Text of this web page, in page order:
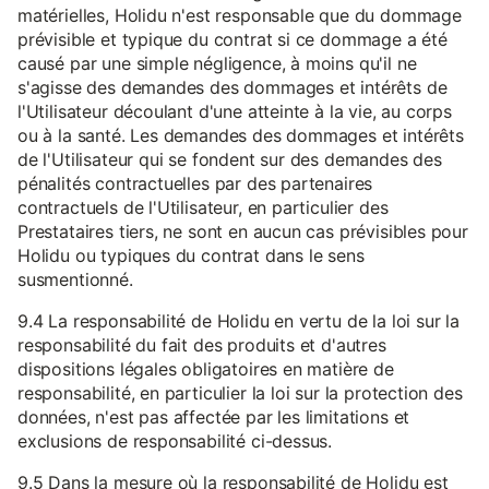
matérielles, Holidu n'est responsable que du dommage
prévisible et typique du contrat si ce dommage a été
causé par une simple négligence, à moins qu'il ne
s'agisse des demandes des dommages et intérêts de
l'Utilisateur découlant d'une atteinte à la vie, au corps
ou à la santé. Les demandes des dommages et intérêts
de l'Utilisateur qui se fondent sur des demandes des
pénalités contractuelles par des partenaires
contractuels de l'Utilisateur, en particulier des
Prestataires tiers, ne sont en aucun cas prévisibles pour
Holidu ou typiques du contrat dans le sens
susmentionné.
9.4 La responsabilité de Holidu en vertu de la loi sur la
responsabilité du fait des produits et d'autres
dispositions légales obligatoires en matière de
responsabilité, en particulier la loi sur la protection des
données, n'est pas affectée par les limitations et
exclusions de responsabilité ci-dessus.
9.5 Dans la mesure où la responsabilité de Holidu est